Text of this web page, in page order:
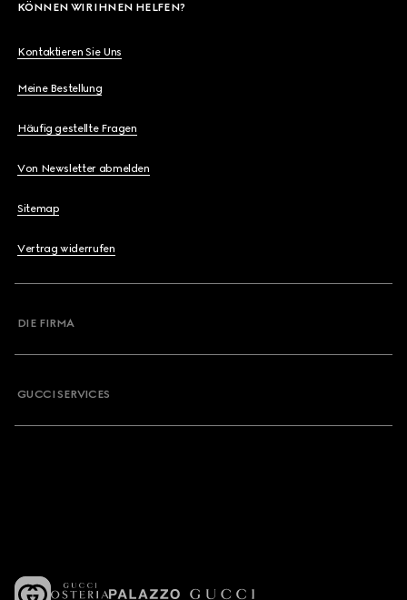
KÖNNEN WIR IHNEN HELFEN?
Kontaktieren Sie Uns
Meine Bestellung
Häufig gestellte Fragen
Von Newsletter abmelden
Sitemap
Vertrag widerrufen
DIE FIRMA
GUCCI SERVICES